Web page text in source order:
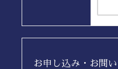
お申し込み・お問